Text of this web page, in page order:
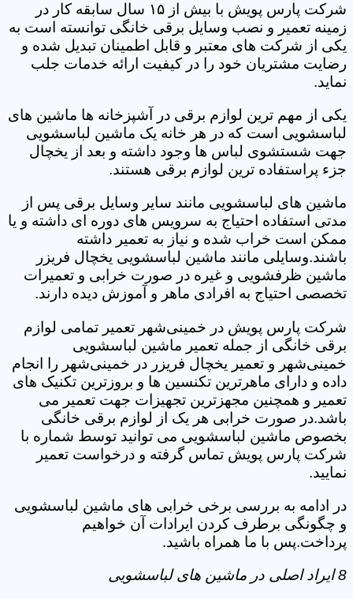
شرکت پارس پویش با بیش از ۱۵ سال سابقه کار در
زمینه تعمیر و نصب وسایل برقی خانگی توانسته است به
یکی از شرکت های معتبر و قابل اطمینان تبدیل شده و
رضایت مشتریان خود را در کیفیت ارائه خدمات جلب
نماید.
یکی از مهم ترین لوازم برقی در آشپزخانه ها ماشین های
لباسشویی است که در هر خانه یک ماشین لباسشویی
جهت شستشوی لباس ها وجود داشته و بعد از یخچال
جزء پراستفاده ترین لوازم برقی هستند.
ماشین های لباسشویی مانند سایر وسایل برقی پس از
مدتی استفاده احتیاج به سرویس های دوره ای داشته و یا
ممکن است خراب شده و نیاز به تعمیر داشته
باشند.وسایلی مانند ماشین لباسشویی یخچال فریزر
ماشین ظرفشویی و غیره در صورت خرابی و تعمیرات
تخصصی احتیاج به افرادی ماهر و آموزش دیده دارند.
شرکت پارس پویش در خمینی‌شهر تعمیر تمامی لوازم
برقی خانگی از جمله تعمیر ماشین لباسشویی
خمینی‌شهر و تعمیر یخچال فریزر در خمینی‌شهر را انجام
داده و دارای ماهرترین تکنسین ها و بروزترین تکنیک های
تعمیر و همچنین مجهزترین تجهیزات جهت تعمیر می
باشد.در صورت خرابی هر یک از لوازم برقی خانگی
بخصوص ماشین لباسشویی می توانید توسط شماره با
شرکت پارس پویش تماس گرفته و درخواست تعمیر
نمایید.
در ادامه به بررسی برخی خرابی های ماشین لباسشویی
و چگونگی برطرف کردن ایرادات آن خواهیم
پرداخت.پس با ما همراه باشید.
8 ایراد اصلی در ماشین های لباسشویی